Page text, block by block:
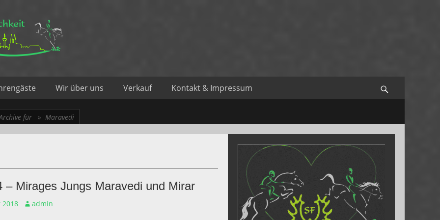
Sportlichkeit
Wir über uns Verkauf Kontakt & Impressum
für » Maravedi
– Mirages Jungs Maravedi und Mirar
2018 Autoradmin